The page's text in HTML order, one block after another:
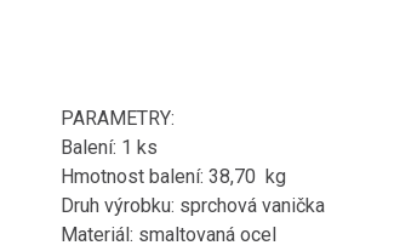
PARAMETRY:
Balení: 1 ks
Hmotnost balení: 38,70 kg
Druh výrobku: sprchová vanička
Materiál: smaltovaná ocel